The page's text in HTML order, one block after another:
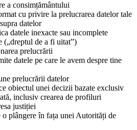
a consimțământului
cu privire la prelucrarea datelor tale
datelor
datele inexacte sau incomplete
(„dreptul de a fi uitat”)
prelucrării
datele pe care le avem despre tine
prelucrării datelor
obiectul unei decizii bazate exclusiv
inclusiv crearea de profiluri
justiției
plângere în fața unei Autorități de